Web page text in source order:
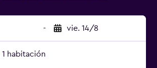
- vie. 14/8
1 habitación